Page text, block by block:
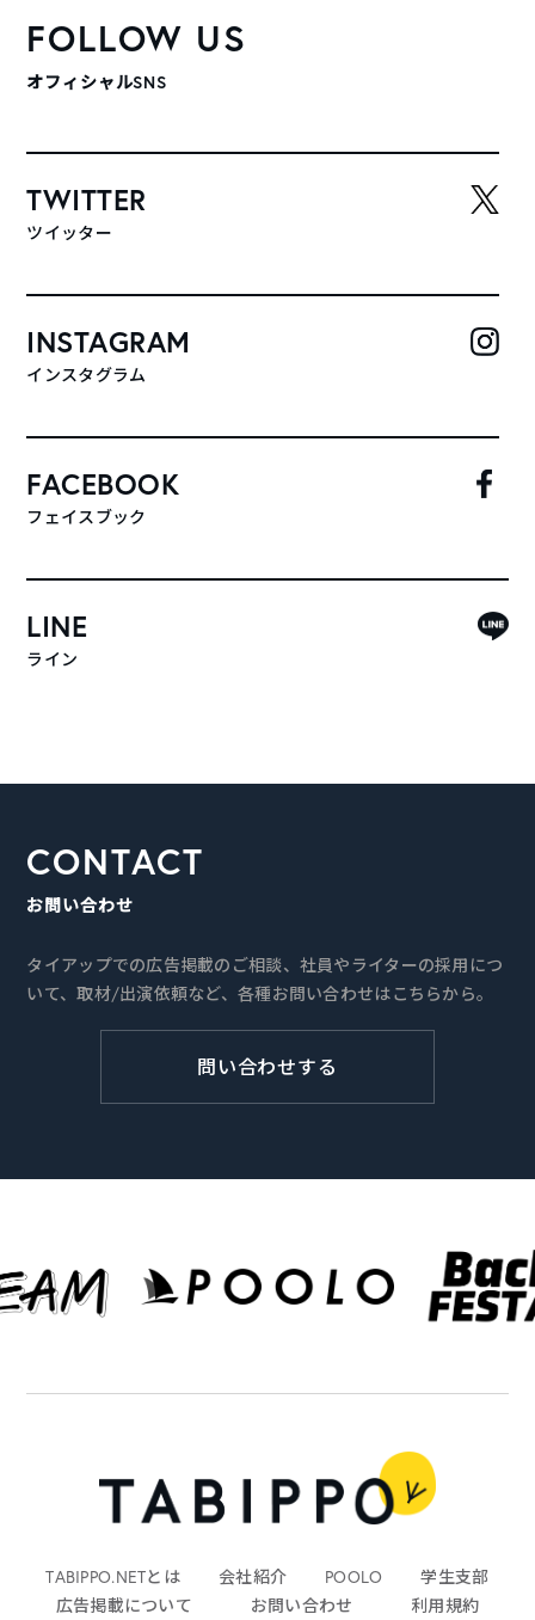
FOLLOW US
オフィシャルSNS
TWITTER
ツイッター
INSTAGRAM
インスタグラム
FACEBOOK
フェイスブック
LINE
ライン
CONTACT
お問い合わせ
タイアップでの広告掲載のご相談、社員やライターの採用につ
いて、取材/出演依頼など、各種お問い合わせはこちらから。
問い合わせする
TABIPPO.NETとは 会社紹介 POOLO
学生支部
広告掲載について
お問い合わせ 利用規約